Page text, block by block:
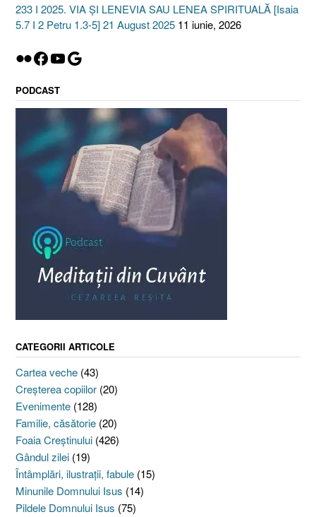
233 I 2025. VIA ȘI LENEVIA SAU LENEA SPIRITUALĂ [Isaia
5.7 I 2 Petru 1.3-5] 21 August 2025 11 iunie, 2026
Flickr
Facebook
YouTube
Google
PODCAST
CATEGORII ARTICOLE
Cartea veche (43)
Creşterea copiilor (20)
Evenimente (128)
Familie, căsătorie (20)
Foaia Creştinului (426)
Gândul zilei (19)
Întâmplări, ilustraţii, fabule (15)
Minunile Domnului Isus (14)
Pildele Domnului Isus (75)